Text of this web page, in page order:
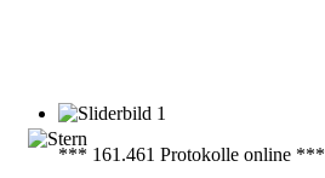
*** 161.461 Protokolle online ***